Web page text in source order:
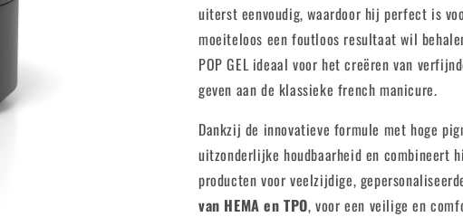
uiterst eenvoudig, waardoor hij perfect is
moeiteloos een foutloos resultaat wil
POP GEL ideaal voor het creëren van
geven aan de klassieke french manicure.
Dankzij de innovatieve formule met hoge
uitzonderlijke houdbaarheid en combineert
producten voor veelzijdige,
van HEMA en TPO, voor een veilige en